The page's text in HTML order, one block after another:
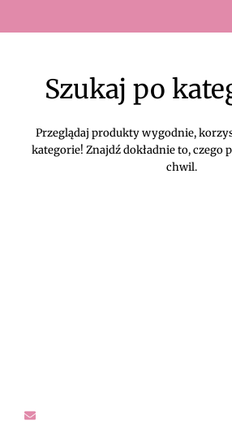
Szukaj po
Przeglądaj produkty wygodnie,
kategorie! Znajdź dokładnie to, czego
chwil.